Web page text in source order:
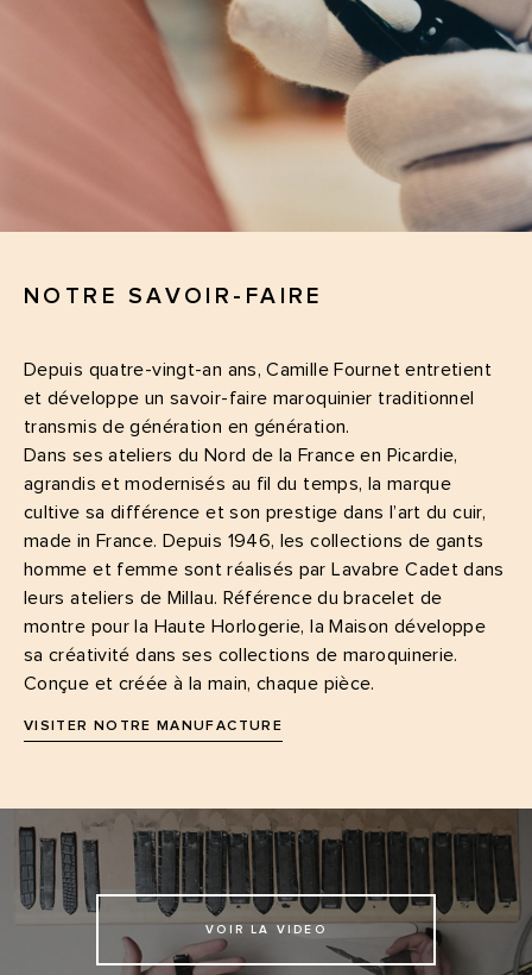
NOTRE SAVOIR-FAIRE
Depuis quatre-vingt-an ans, Camille Fournet entretient
et développe un savoir-faire maroquinier traditionnel
transmis de génération en génération.
Dans ses ateliers du Nord de la France en Picardie,
agrandis et modernisés au fil du temps, la marque
cultive sa différence et son prestige dans l’art du cuir,
made in France. Depuis 1946, les collections de gants
homme et femme sont réalisés par Lavabre Cadet dans
leurs ateliers de Millau. Référence du bracelet de
montre pour la Haute Horlogerie, la Maison développe
sa créativité dans ses collections de maroquinerie.
Conçue et créée à la main, chaque pièce.
VISITER NOTRE MANUFACTURE
VOIR LA VIDEO